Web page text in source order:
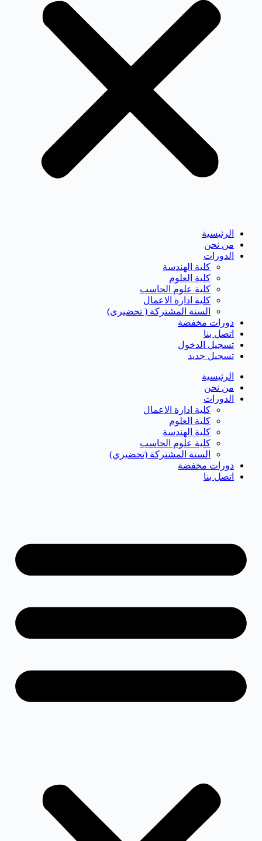
الرئيسية
من نحن
الدورات
كلية الهندسة
كلية العلوم
كلية علوم الحاسب
كلية ادارة الاعمال
السنة المشتركة ( تحضيرى)
دورات مخفضة
اتصل بنا
تسجيل الدخول
تسجيل جديد
الرئيسية
من نحن
الدورات
كلية ادارة الاعمال
كلية العلوم
كلية الهندسة
كلية علوم الحاسب
السنة المشتركة (تحضيري)
دورات مخفضة
اتصل بنا